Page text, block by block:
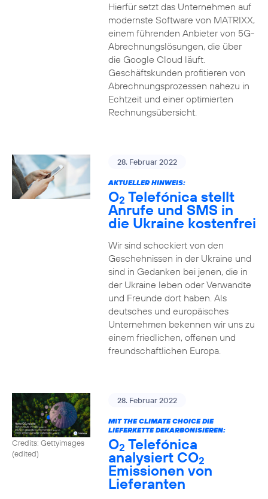
Hierfür setzt das Unternehmen auf
modernste Software von MATRIXX,
einem führenden Anbieter von 5G-
Abrechnungslösungen, die über
die Google Cloud läuft.
Geschäftskunden profitieren von
Abrechnungsprozessen nahezu in
Echtzeit und einer optimierten
Rechnungsübersicht.
28. Februar 2022
AKTUELLER HINWEIS:
O2 Telefónica stellt
Anrufe und SMS in
die Ukraine kostenfrei
Wir sind schockiert von den
Geschehnissen in der Ukraine und
sind in Gedanken bei jenen, die in
der Ukraine leben oder Verwandte
und Freunde dort haben. Als
deutsches und europäisches
Unternehmen bekennen wir uns zu
einem friedlichen, offenen und
freundschaftlichen Europa.
Credits: Gettyimages
(edited)
28. Februar 2022
MIT THE CLIMATE CHOICE DIE
LIEFERKETTE DEKARBONISIEREN:
O2 Telefónica
analysiert CO2
Emissionen von
Lieferanten